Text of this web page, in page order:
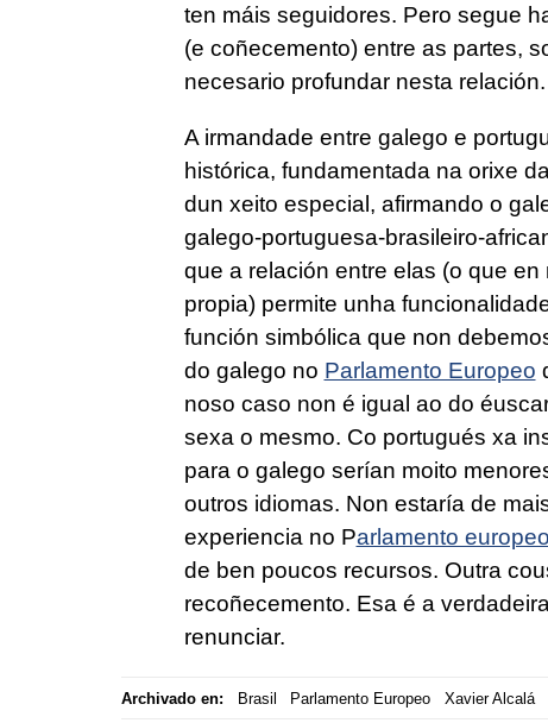
ten máis seguidores. Pero segue
(e coñecemento) entre as partes,
necesario profundar nesta relación.
A irmandade entre galego e
histórica, fundamentada na orixe
dun xeito especial, afirmando o
galego-portuguesa-brasileiro-
que a relación entre elas (o que
propia) permite unha
función simbólica que non
do galego no Parlamento Europeo
noso caso non é igual ao do
sexa o mesmo. Co portugués xa
para o galego serían moito
outros idiomas. Non estaría de
experiencia no Parlamento europeo
de ben poucos recursos. Outra
recoñecemento. Esa é a
renunciar.
Archivado en: Brasil Parlamento Europeo Xavier Alcalá